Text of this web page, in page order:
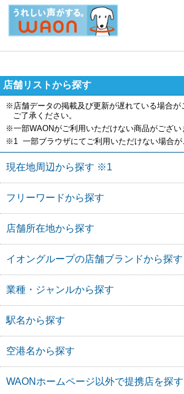
店舗リストから探す
※店舗データの掲載及び更新が遅れている場合が
ご了承ください。
※一部WAONがご利用いただけない商品がござい
※1 一部ブラウザにてご利用いただけない場合が
現在地周辺から探す ※1
フリーワードから探す
店舗所在地から探す
イオングループの店舗ブランドから探す
業種・ジャンルから探す
駅名から探す
空港名から探す
WAONホームページ以外で提携店を探す